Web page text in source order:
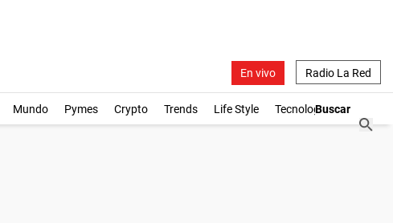
En vivo Radio La Red
Mundo Pymes Crypto Trends Life Style Tecnología